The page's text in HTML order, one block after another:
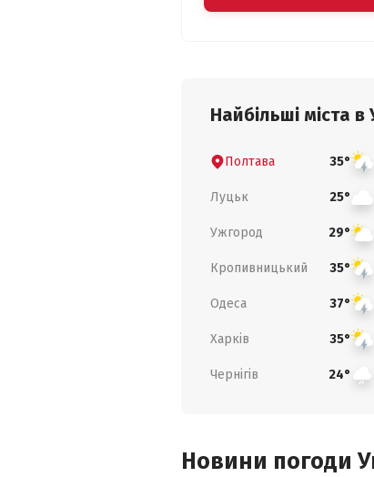
Найбільші міста в
Полтава 35°
Луцьк 25°
Ужгород 29°
Кропивницький 35°
Одеса 37°
Харків 35°
Чернігів 24°
Новини погоди